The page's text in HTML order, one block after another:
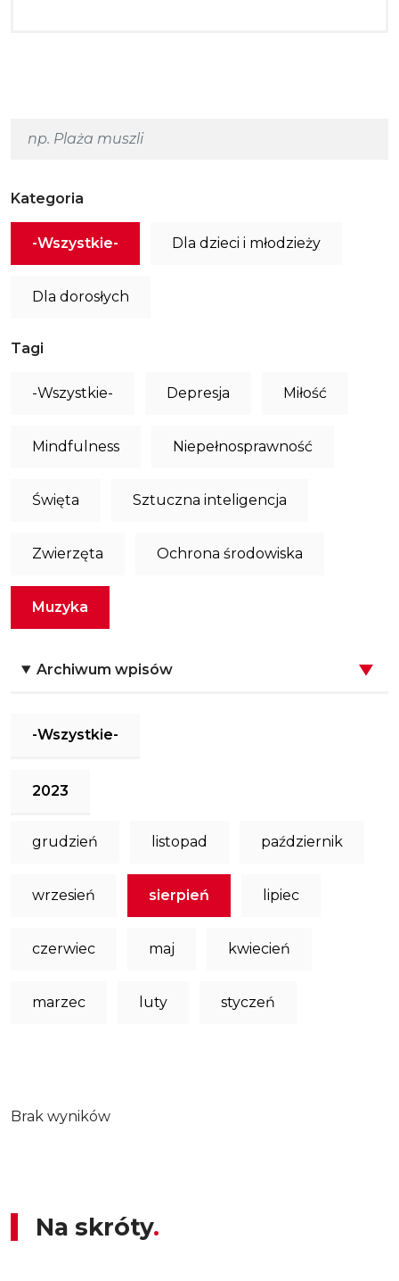
Kategoria
-Wszystkie- Dla dzieci i młodzieży
Dla dorosłych
Tagi
-Wszystkie- Depresja Miłość
Mindfulness Niepełnosprawność
Święta Sztuczna inteligencja
Zwierzęta Ochrona środowiska
Muzyka
Archiwum wpisów
-Wszystkie-
2023
grudzień listopad październik
wrzesień sierpień lipiec
czerwiec maj kwiecień
marzec luty styczeń
Brak wyników
Na skróty